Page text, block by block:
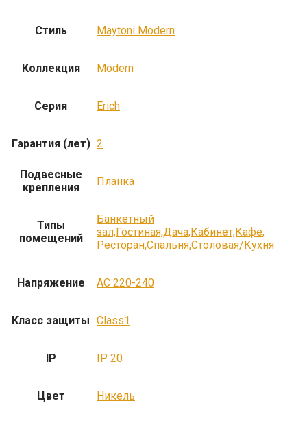
Стиль Maytoni Modern
Коллекция Modern
Серия Erich
Гарантия (лет) 2
Подвесные
крепления
Планка
Типы
помещений
Банкетный
зал,Гостиная,Дача,Кабинет,Кафе,
Ресторан,Спальня,Столовая/Кухня
Напряжение AC 220-240
Класс защиты Class1
IP IP 20
Цвет Никель